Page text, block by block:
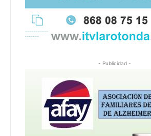
- Publicidad -